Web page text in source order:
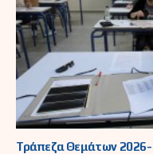
Τράπεζα Θεμάτων